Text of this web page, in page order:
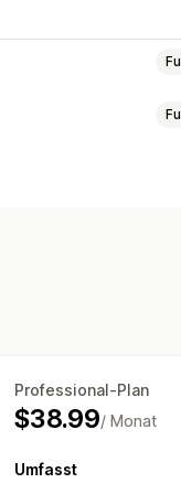
Professional-Plan
$38.99/ Monat
Umfasst